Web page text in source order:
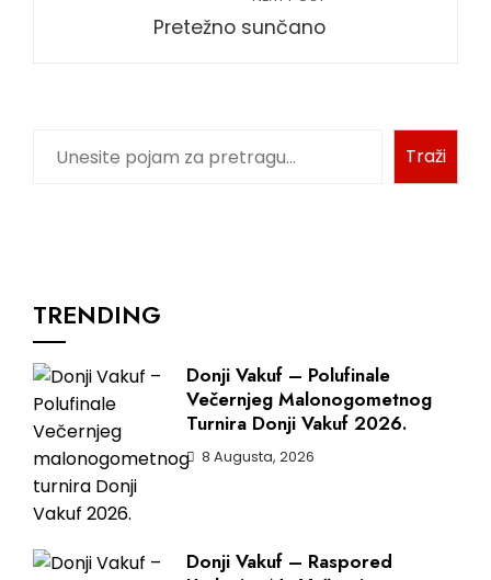
Pretežno sunčano
Traži
TRENDING
Donji Vakuf – Polufinale
Večernjeg Malonogometnog
Turnira Donji Vakuf 2026.
8 Augusta, 2026
Donji Vakuf – Raspored